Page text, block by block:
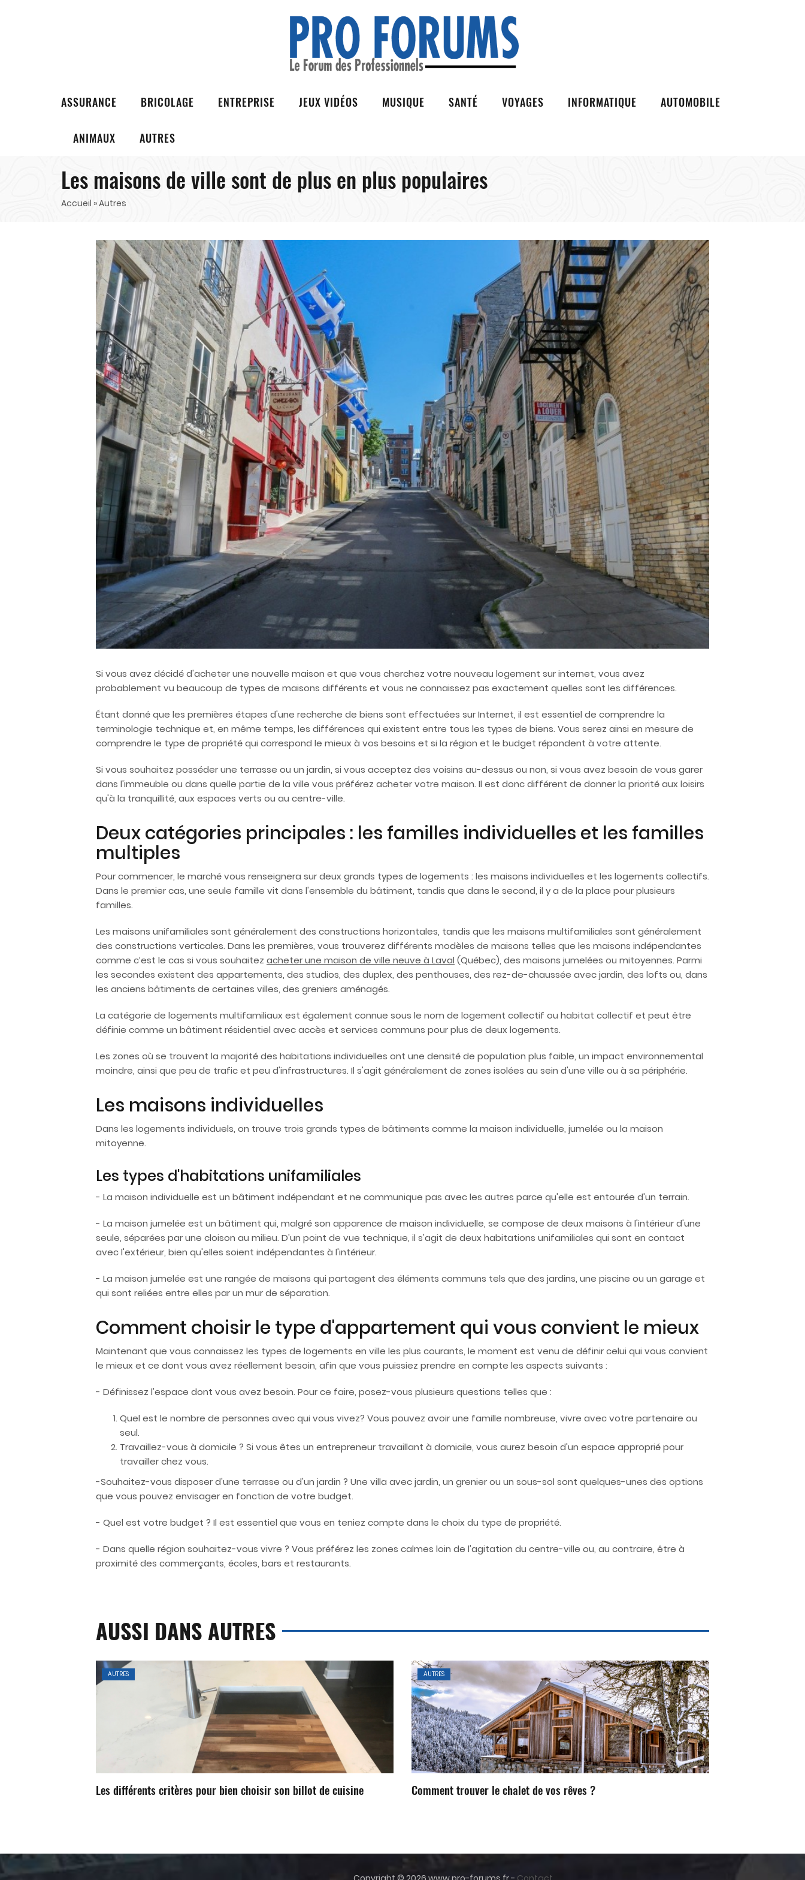
ASSURANCE BRICOLAGE ENTREPRISE JEUX VIDÉOS MUSIQUE SANTÉ VOYAGES INFORMATIQUE AUTOMOBILE
ANIMAUX AUTRES
Les maisons de ville sont de plus en plus populaires
Accueil » Autres
Si vous avez décidé d'acheter une nouvelle maison et que vous cherchez votre nouveau logement sur internet, vous avez
probablement vu beaucoup de types de maisons différents et vous ne connaissez pas exactement quelles sont les différences.
Étant donné que les premières étapes d'une recherche de biens sont effectuées sur Internet, il est essentiel de comprendre la
terminologie technique et, en même temps, les différences qui existent entre tous les types de biens. Vous serez ainsi en mesure de
comprendre le type de propriété qui correspond le mieux à vos besoins et si la région et le budget répondent à votre attente.
Si vous souhaitez posséder une terrasse ou un jardin, si vous acceptez des voisins au-dessus ou non, si vous avez besoin de vous garer
dans l'immeuble ou dans quelle partie de la ville vous préférez acheter votre maison. Il est donc différent de donner la priorité aux loisirs
qu'à la tranquillité, aux espaces verts ou au centre-ville.
Deux catégories principales : les familles individuelles et les familles
multiples
Pour commencer, le marché vous renseignera sur deux grands types de logements : les maisons individuelles et les logements collectifs.
Dans le premier cas, une seule famille vit dans l'ensemble du bâtiment, tandis que dans le second, il y a de la place pour plusieurs
familles.
Les maisons unifamiliales sont généralement des constructions horizontales, tandis que les maisons multifamiliales sont généralement
des constructions verticales. Dans les premières, vous trouverez différents modèles de maisons telles que les maisons indépendantes
comme c’est le cas si vous souhaitez acheter une maison de ville neuve à Laval (Québec), des maisons jumelées ou mitoyennes. Parmi
les secondes existent des appartements, des studios, des duplex, des penthouses, des rez-de-chaussée avec jardin, des lofts ou, dans
les anciens bâtiments de certaines villes, des greniers aménagés.
La catégorie de logements multifamiliaux est également connue sous le nom de logement collectif ou habitat collectif et peut être
définie comme un bâtiment résidentiel avec accès et services communs pour plus de deux logements.
Les zones où se trouvent la majorité des habitations individuelles ont une densité de population plus faible, un impact environnemental
moindre, ainsi que peu de trafic et peu d'infrastructures. Il s'agit généralement de zones isolées au sein d'une ville ou à sa périphérie.
Les maisons individuelles
Dans les logements individuels, on trouve trois grands types de bâtiments comme la maison individuelle, jumelée ou la maison
mitoyenne.
Les types d'habitations unifamiliales
- La maison individuelle est un bâtiment indépendant et ne communique pas avec les autres parce qu'elle est entourée d'un terrain.
- La maison jumelée est un bâtiment qui, malgré son apparence de maison individuelle, se compose de deux maisons à l'intérieur d'une
seule, séparées par une cloison au milieu. D'un point de vue technique, il s'agit de deux habitations unifamiliales qui sont en contact
avec l'extérieur, bien qu'elles soient indépendantes à l'intérieur.
- La maison jumelée est une rangée de maisons qui partagent des éléments communs tels que des jardins, une piscine ou un garage et
qui sont reliées entre elles par un mur de séparation.
Comment choisir le type d'appartement qui vous convient le mieux
Maintenant que vous connaissez les types de logements en ville les plus courants, le moment est venu de définir celui qui vous convient
le mieux et ce dont vous avez réellement besoin, afin que vous puissiez prendre en compte les aspects suivants :
- Définissez l'espace dont vous avez besoin. Pour ce faire, posez-vous plusieurs questions telles que :
Quel est le nombre de personnes avec qui vous vivez? Vous pouvez avoir une famille nombreuse, vivre avec votre partenaire ou
seul.
Travaillez-vous à domicile ? Si vous êtes un entrepreneur travaillant à domicile, vous aurez besoin d'un espace approprié pour
travailler chez vous.
-Souhaitez-vous disposer d'une terrasse ou d'un jardin ? Une villa avec jardin, un grenier ou un sous-sol sont quelques-unes des options
que vous pouvez envisager en fonction de votre budget.
- Quel est votre budget ? Il est essentiel que vous en teniez compte dans le choix du type de propriété.
- Dans quelle région souhaitez-vous vivre ? Vous préférez les zones calmes loin de l'agitation du centre-ville ou, au contraire, être à
proximité des commerçants, écoles, bars et restaurants.
AUSSI DANS AUTRES
AUTRES
Les différents critères pour bien choisir son billot de cuisine
AUTRES
Comment trouver le chalet de vos rêves ?